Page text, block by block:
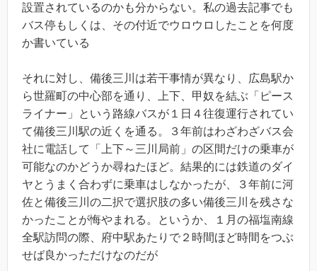
設置されているのかも分からない。私の過去記事でも
バス停もしくは、その付近でウロウロしたことを何度
か書いている
それに対し、備後三川は若干事情が異なり、広島駅か
ら世羅町の中心部を通り、上下、甲奴を結ぶ「ピース
ライナー」という路線バスが１日４往復運行されてい
て備後三川駅の近くを通る。３年前はわざわざバス会
社に電話して「上下～三川局前」の区間だけの乗車が
可能なのかどうか尋ねたほど。結果的には鉄道のダイ
ヤとうまく合わずに乗車はしなかったが、３年前に河
佐と備後三川の二択で選択肢の多い備後三川を残さな
かったことが悔やまれる。というか、１月の福塩南線
全駅訪問の際、府中駅あたりで２時間ほど時間をつぶ
せば良かっただけなのだが